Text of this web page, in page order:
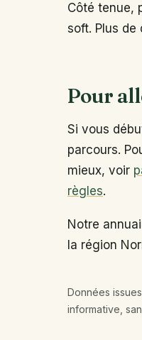
Côté tenue,
soft. Plus de
Pour
Si vous
parcours.
mieux, voir
règles.
Notre
la région
Données
informative,